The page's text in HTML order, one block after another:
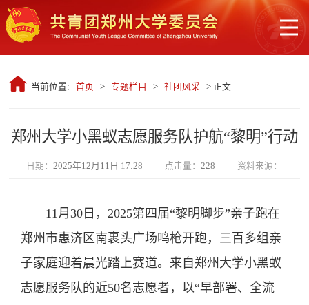
当前位置: 首页 > 专题栏目 > 社团风采 > 正文
郑州大学小黑蚁志愿服务队护航“黎明”行动
日期：2025年12月11日 17:28 点击量：228 资料来源：
11月30日，2025第四届“黎明脚步”亲子跑在
郑州市惠济区南裹头广场鸣枪开跑，三百多组亲
子家庭迎着晨光踏上赛道。来自郑州大学小黑蚁
志愿服务队的近50名志愿者，以“早部署、全流